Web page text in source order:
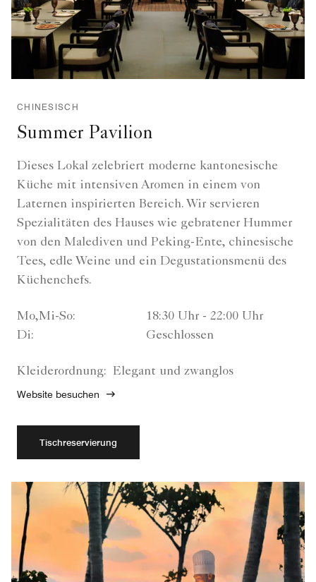
CHINESISCH
Summer Pavilion
Dieses Lokal zelebriert moderne kantonesische
Küche mit intensiven Aromen in einem von
Laternen inspirierten Bereich. Wir servieren
Spezialitäten des Hauses wie gebratener Hummer
von den Malediven und Peking-Ente, chinesische
Tees, edle Weine und ein Degustationsmenü des
Küchenchefs.
Mo,Mi-So:
18:30 Uhr - 22:00 Uhr
Di:
Geschlossen
Kleiderordnung: Elegant und zwanglos
Website besuchen
Tischreservierung